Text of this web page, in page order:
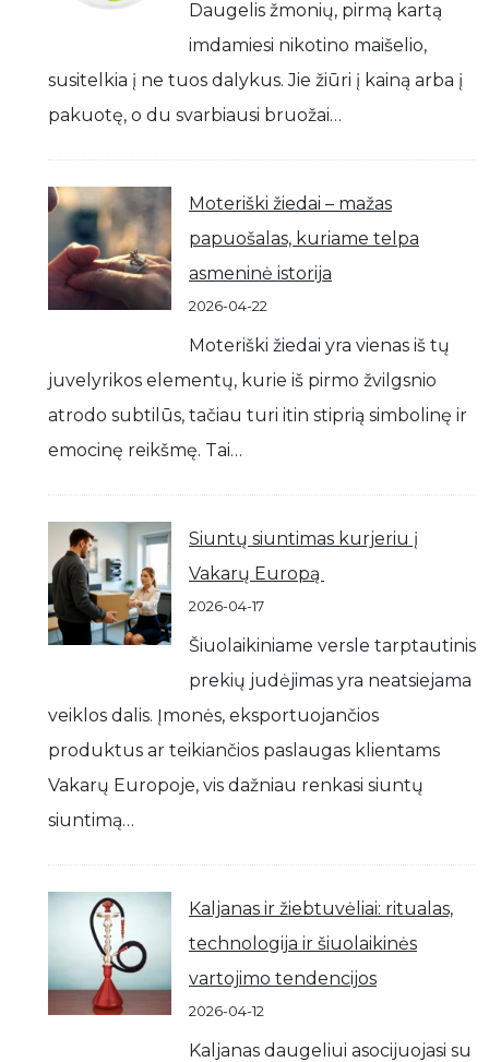
Daugelis žmonių, pirmą kartą
imdamiesi nikotino maišelio,
susitelkia į ne tuos dalykus. Jie žiūri į kainą arba į
pakuotę, o du svarbiausi bruožai…
Moteriški žiedai – mažas
papuošalas, kuriame telpa
asmeninė istorija
2026-04-22
Moteriški žiedai yra vienas iš tų
juvelyrikos elementų, kurie iš pirmo žvilgsnio
atrodo subtilūs, tačiau turi itin stiprią simbolinę ir
emocinę reikšmę. Tai…
Siuntų siuntimas kurjeriu į
Vakarų Europą
2026-04-17
Šiuolaikiniame versle tarptautinis
prekių judėjimas yra neatsiejama
veiklos dalis. Įmonės, eksportuojančios
produktus ar teikiančios paslaugas klientams
Vakarų Europoje, vis dažniau renkasi siuntų
siuntimą…
Kaljanas ir žiebtuvėliai: ritualas,
technologija ir šiuolaikinės
vartojimo tendencijos
2026-04-12
Kaljanas daugeliui asocijuojasi su